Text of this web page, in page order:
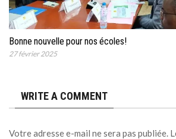
Bonne nouvelle pour nos écoles!
27 février 2025
WRITE A COMMENT
Votre adresse e-mail ne sera pas publiée.